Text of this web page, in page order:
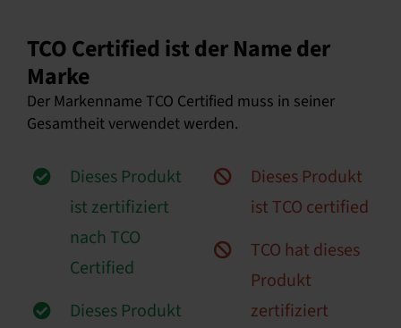
TCO Certified ist der Name der
Marke
Der Markenname TCO Certified muss in seiner
Gesamtheit verwendet werden.
Dieses Produkt
ist zertifiziert
nach TCO
Certified
Dieses Produkt
Dieses Produkt
ist TCO certified
TCO hat dieses
Produkt
zertifiziert